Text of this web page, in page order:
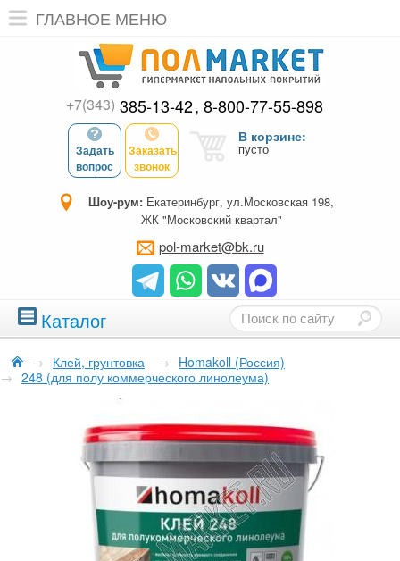
ГЛАВНОЕ МЕНЮ
+7(343) 385-13-42 8-800-77-55-898
Задать
вопрос
Заказать
звонок
В корзине:
пусто
Шоу-рум: Екатеринбург, ул.Московская 198,
ЖК "Московский квартал"
pol-market@bk.ru
Каталог
→ Клей, грунтовка → Homakoll (Россия)
→ 248 (для полу коммерческого линолеума)